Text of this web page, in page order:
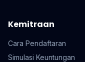
Kemitraan
Cara Pendaftaran
Simulasi Keuntungan